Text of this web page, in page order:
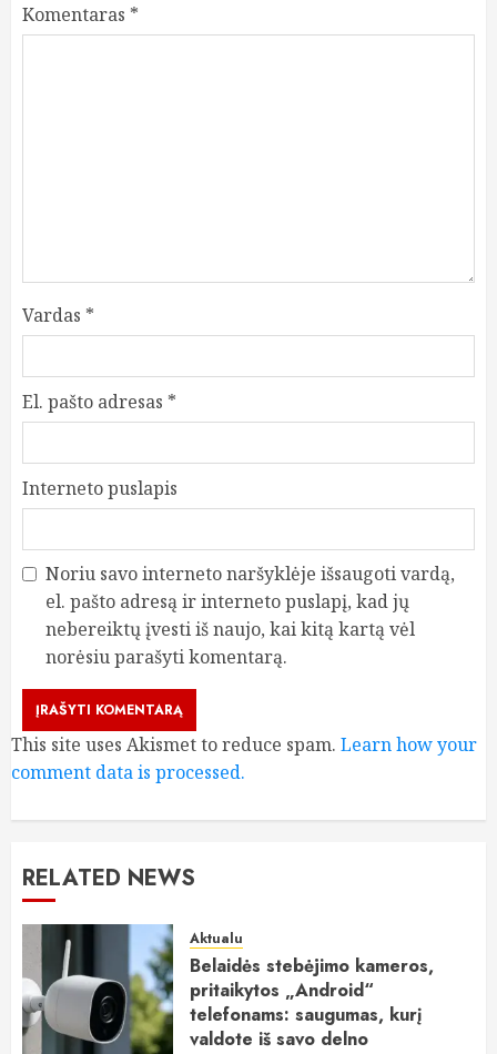
Komentaras *
Vardas *
El. pašto adresas *
Interneto puslapis
Noriu savo interneto naršyklėje išsaugoti vardą,
el. pašto adresą ir interneto puslapį, kad jų
nebereiktų įvesti iš naujo, kai kitą kartą vėl
norėsiu parašyti komentarą.
This site uses Akismet to reduce spam. Learn how your
comment data is processed.
RELATED NEWS
Aktualu
Belaidės stebėjimo kameros,
pritaikytos „Android“
telefonams: saugumas, kurį
valdote iš savo delno